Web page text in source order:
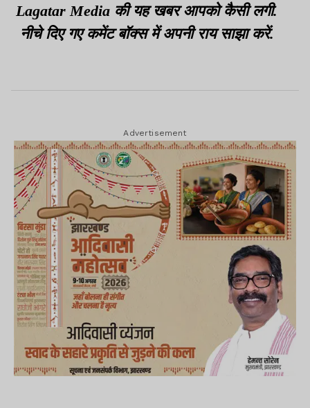
क्यों लगा पाए
Lagatar Media की यह खबर आपको कैसी लगी.
नीचे दिए गए कमेंट बॉक्स में अपनी राय साझा करें.
Advertisement